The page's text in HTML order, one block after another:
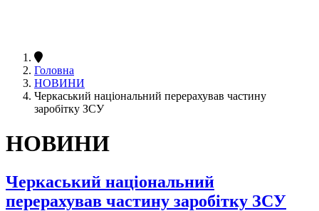
Головна
НОВИНИ
Черкаський національний перерахував частину
заробітку ЗСУ
НОВИНИ
Черкаський національний
перерахував частину заробітку ЗСУ